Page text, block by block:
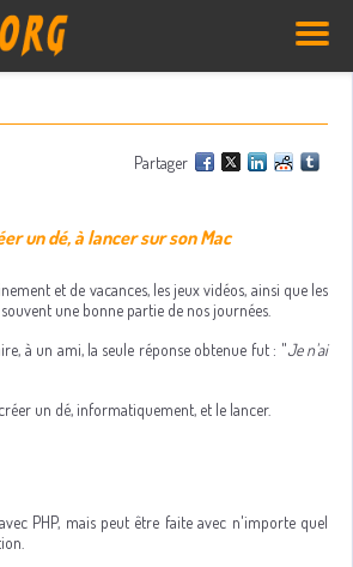
Partager
un dé, à lancer sur son Mac
et de vacances, les jeux vidéos, ainsi que les
une bonne partie de nos journées.
à un ami, la seule réponse obtenue fut : "Je n'ai
un dé, informatiquement, et le lancer.
PHP, mais peut être faite avec n'importe quel